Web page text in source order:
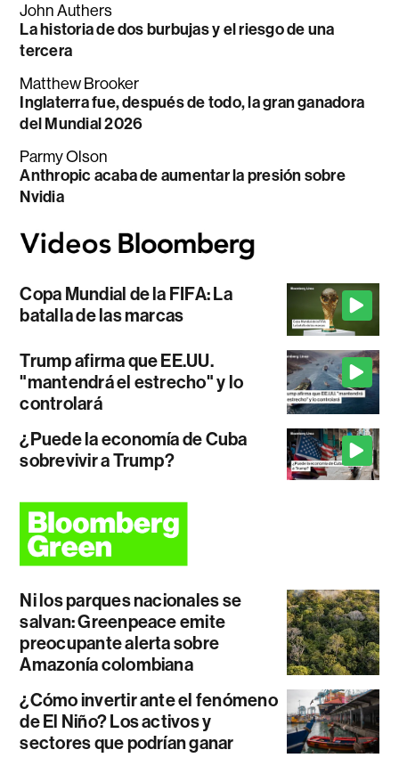
John Authers
La historia de dos burbujas y el riesgo de una
tercera
Matthew Brooker
Inglaterra fue, después de todo, la gran ganadora
del Mundial 2026
Parmy Olson
Anthropic acaba de aumentar la presión sobre
Nvidia
Copa Mundial de la FIFA: La
batalla de las marcas
Trump afirma que EE.UU.
"mantendrá el estrecho" y lo
controlará
¿Puede la economía de Cuba
sobrevivir a Trump?
Ni los parques nacionales se
salvan: Greenpeace emite
preocupante alerta sobre
Amazonía colombiana
¿Cómo invertir ante el fenómeno
de El Niño? Los activos y
sectores que podrían ganar